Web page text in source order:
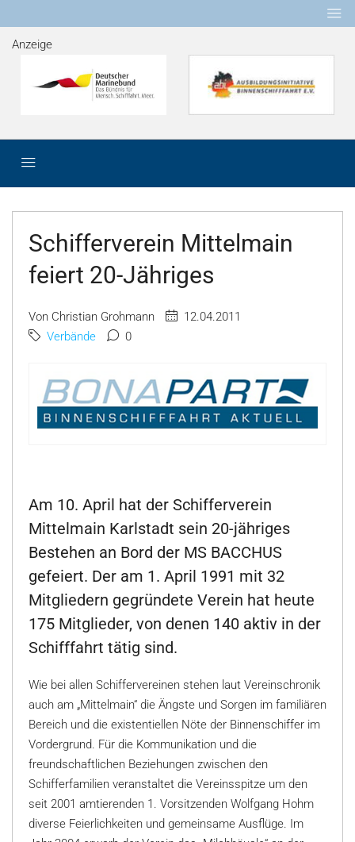
Anzeige
Schifferverein Mittelmain
feiert 20-Jähriges
Von Christian Grohmann
12.04.2011
Verbände
0
Am 10. April hat der Schifferverein
Mittelmain Karlstadt sein 20-jähriges
Bestehen an Bord der MS BACCHUS
gefeiert. Der am 1. April 1991 mit 32
Mitgliedern gegründete Verein hat heute
175 Mitglieder, von denen 140 aktiv in der
Schifffahrt tätig sind.
Wie bei allen Schiffervereinen stehen laut Vereinschronik
auch am „Mittelmain“ die Ängste und Sorgen im familiären
Bereich und die existentiellen Nöte der Binnenschiffer im
Vordergrund. Für die Kommunikation und die
freundschaftlichen Beziehungen zwischen den
Schifferfamilien veranstaltet die Vereinsspitze um den
seit 2001 amtierenden 1. Vorsitzenden Wolfgang Hohm
diverse Feierlichkeiten und gemeinsame Ausflüge. Im